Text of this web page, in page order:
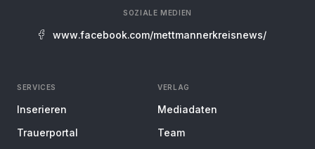
SOZIALE MEDIEN
www.facebook.com/mettmannerkreisnews/
SERVICES
Inserieren
Trauerportal
VERLAG
Mediadaten
Team